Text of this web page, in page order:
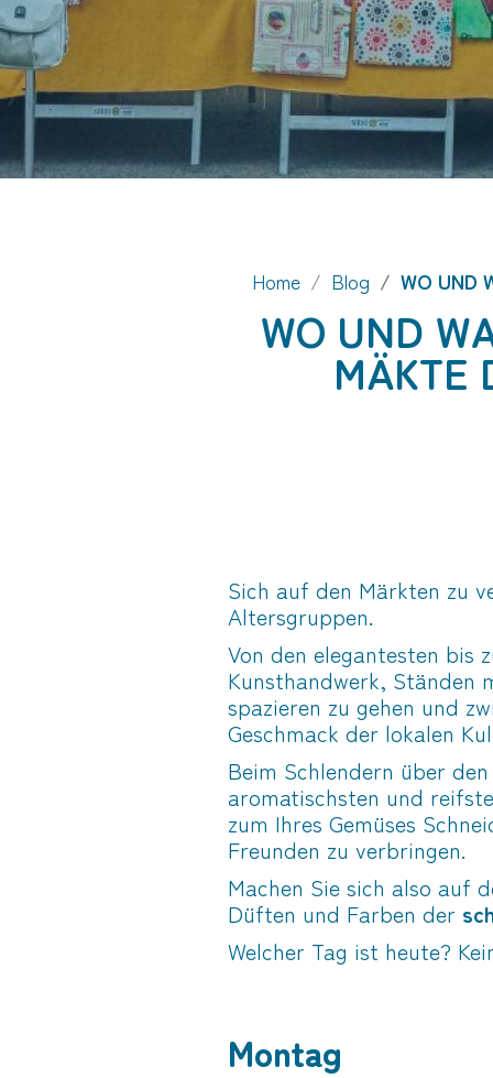
Booking
Nützliche
Home Blog WO UND
WO UND
MÄKTE
Sich auf den Märkten zu
Altersgruppen.
Von den elegantesten bis
Kunsthandwerk, Ständen
spazieren zu gehen und
Geschmack der lokalen
Beim Schlendern über
aromatischsten und
zum Ihres Gemüses
Freunden zu verbringen.
Machen Sie sich also auf
Düften und Farben der
Welcher Tag ist heute?
Montag